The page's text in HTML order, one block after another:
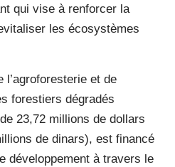
qui vise à renforcer la
les écosystèmes
l’agroforesterie et de
forestiers dégradés
23,72 millions de dollars
de dinars), est financé
développement à travers le